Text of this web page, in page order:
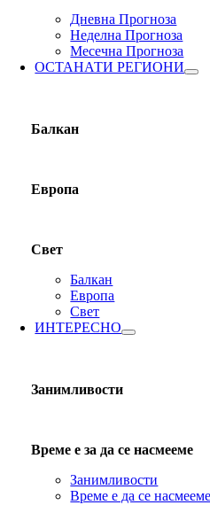
Дневна Прогноза
Неделна Прогноза
Месечна Прогноза
ОСТАНАТИ РЕГИОНИ
Балкан
Европа
Свет
Балкан
Европа
Свет
ИНТЕРЕСНО
Занимливости
Време е за да се насмееме
Занимливости
Време е да се насмееме